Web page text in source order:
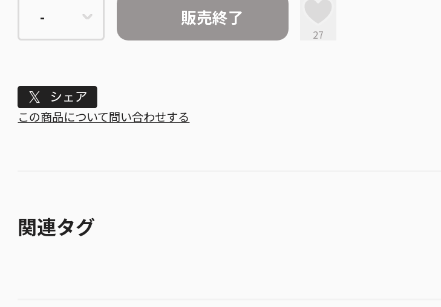
販売終了
27
Tweet
この商品について問い合わせする
関連タグ